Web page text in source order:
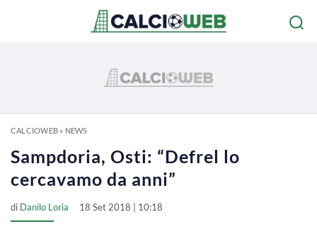
CALCIOWEB» NEWS
Sampdoria, Osti: “Defrel lo
cercavamo da anni”
di Danilo Loria 18 Set 2018 | 10:18